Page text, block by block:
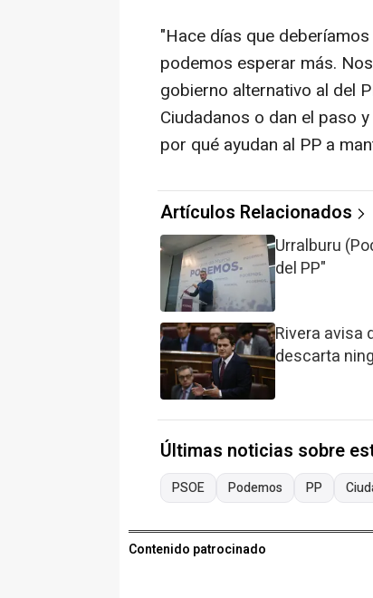
"Hace días que
podemos esperar más.
gobierno alternativo al del
Ciudadanos o dan el paso
por qué ayudan al PP a
Artículos Relacionados
Urralburu
del PP"
Rivera avisa
descarta
Últimas noticias sobre
PSOE Podemos PP
Contenido patrocinado